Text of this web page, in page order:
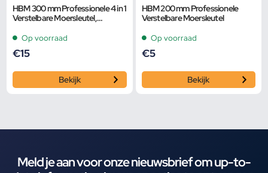
HBM 300 mm Professionele 4 in 1
Verstelbare Moersleutel,
Op voorraad
€15
Bekijk
HBM 200 mm Professionele
Verstelbare Moersleutel
Op voorraad
€5
Bekijk
Meld je aan voor onze nieuwsbrief om up-to-